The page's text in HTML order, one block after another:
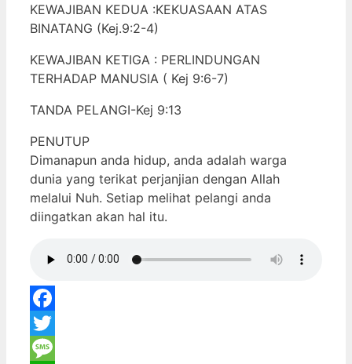
KEWAJIBAN KEDUA :KEKUASAAN ATAS
BINATANG (Kej.9:2-4)
KEWAJIBAN KETIGA : PERLINDUNGAN
TERHADAP MANUSIA ( Kej 9:6-7)
TANDA PELANGI-Kej 9:13
PENUTUP
Dimanapun anda hidup, anda adalah warga
dunia yang terikat perjanjian dengan Allah
melalui Nuh. Setiap melihat pelangi anda
diingatkan akan hal itu.
Facebook
Twitter